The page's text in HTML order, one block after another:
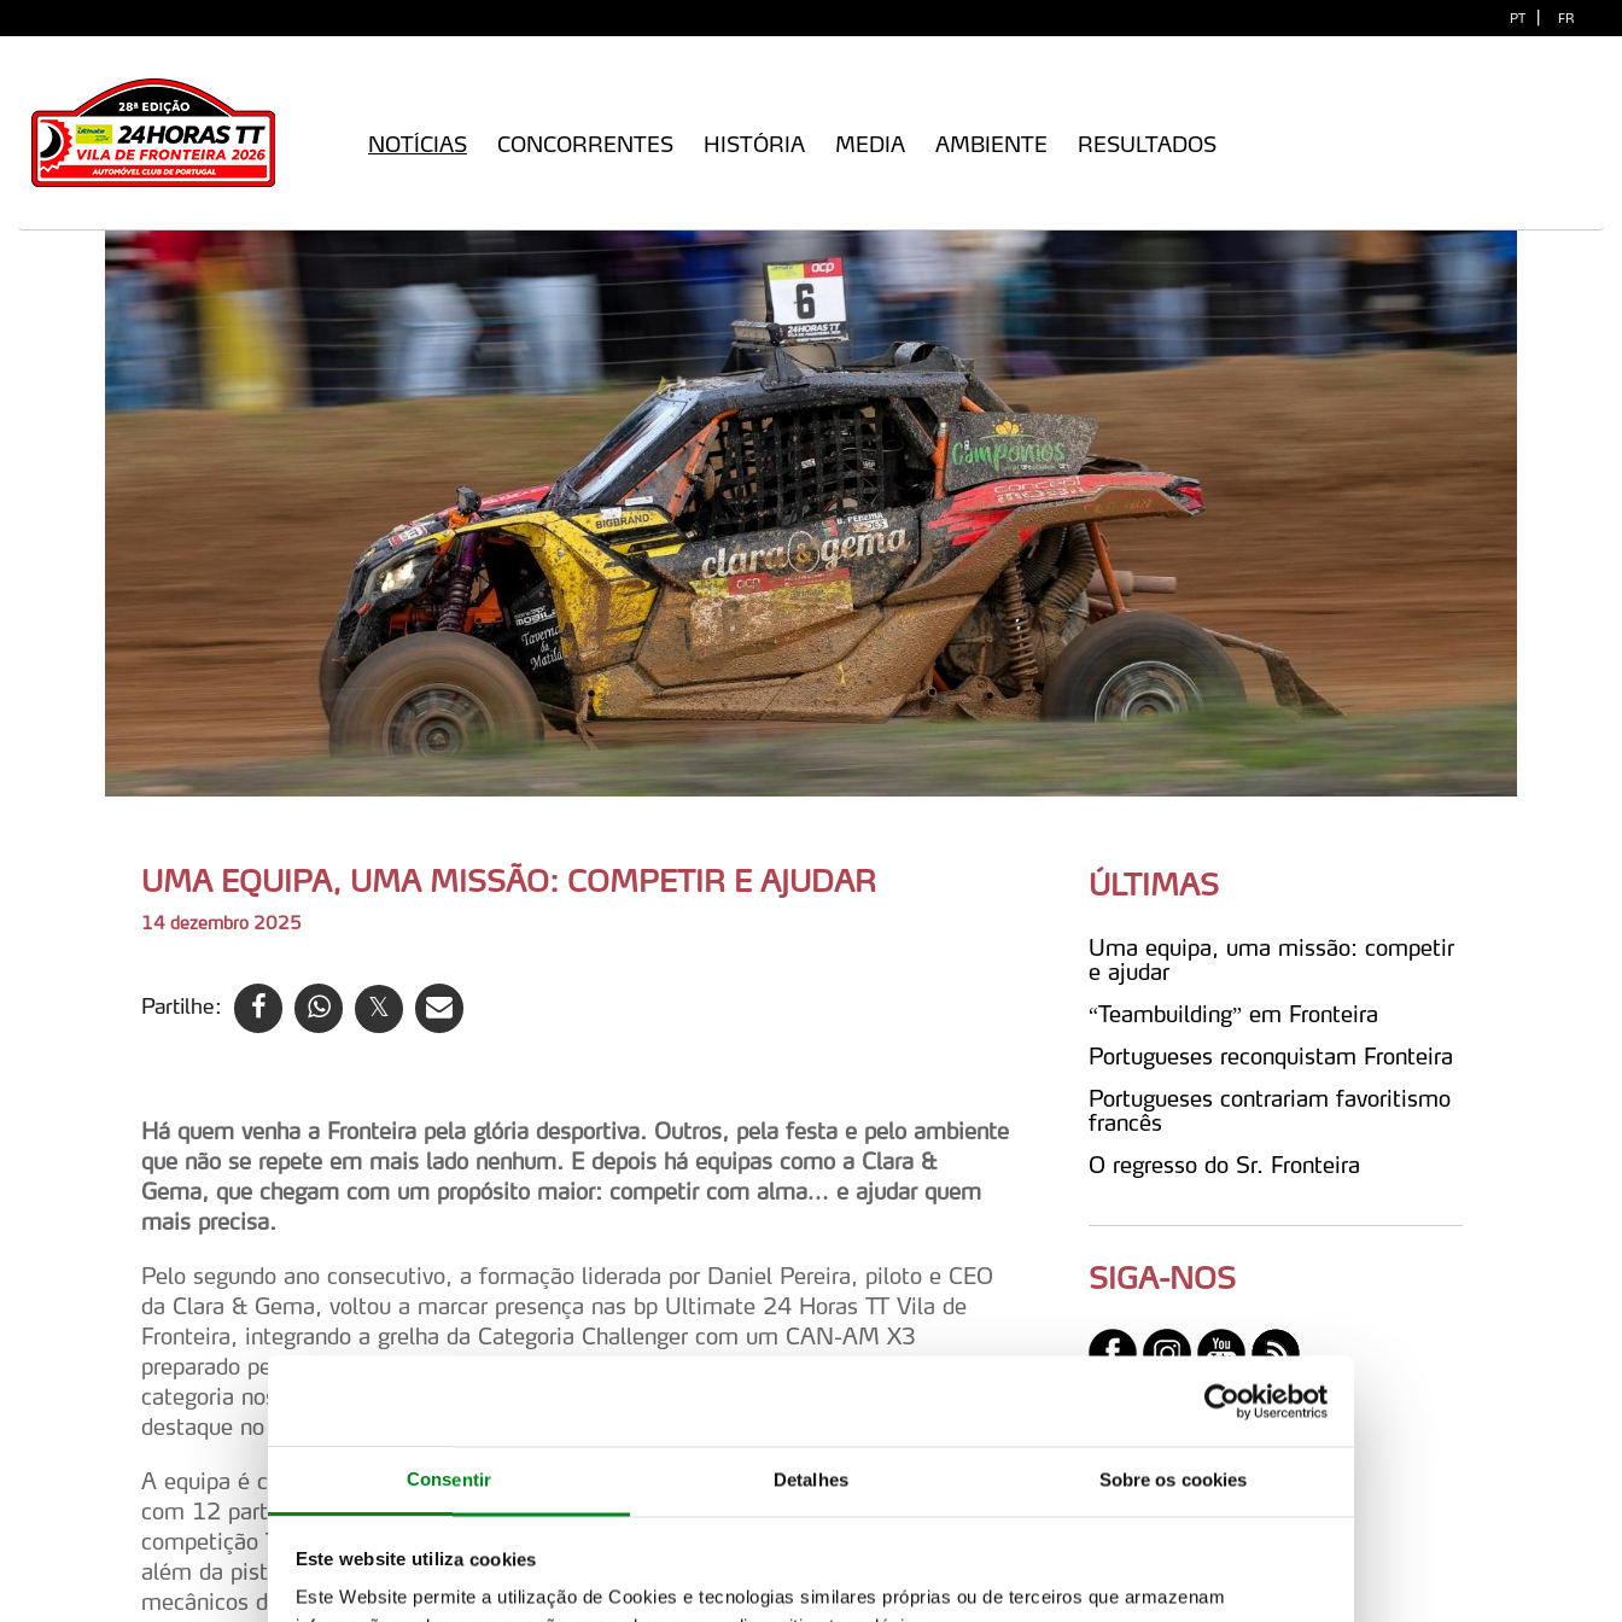
Consentir Detalhes Sobre os cookies
Este website utiliza cookies
Este Website permite a utilização de Cookies e tecnologias similares próprias ou de terceiros que armazenam
PT | FR
NOTÍCIAS CONCORRENTES HISTÓRIA MEDIA AMBIENTE RESULTADOS
UMA EQUIPA, UMA MISSÃO: COMPETIR E AJUDAR
14 dezembro 2025
Partilhe:
Há quem venha a Fronteira pela glória desportiva. Outros, pela festa e pelo ambiente
que não se repete em mais lado nenhum. E depois há equipas como a Clara &
Gema, que chegam com um propósito maior: competir com alma… e ajudar quem
mais precisa.
Pelo segundo ano consecutivo, a formação liderada por Daniel Pereira, piloto e CEO
da Clara & Gema, voltou a marcar presença nas bp Ultimate 24 Horas TT Vila de
Fronteira, integrando a grelha da Categoria Challenger com um CAN-AM X3
preparado pela MM Sport. A entrada em prova foi auspiciosa: melhor tempo da
categoria nos treinos cronometrados e 6.º lugar absoluto, garantindo um lugar de
destaque no arranque da mítica maratona alentejana.
A equipa é composta por Daniel Pereira, Bruno Oliveira, um veterano de Fronteira,
com 12 participações, e Duarte Mendes, todos unidos por uma paixão comum: a
competição TT. Mas rapidamente se percebe que o projeto Clara & Gema vai muito
além da pista de Fronteira. Ao mesmo tempo que desafiam os limites físicos e
mecânicos de homens e máquina num circuito de 16,28 km, levam consigo uma
ÚLTIMAS
Uma equipa, uma missão: competir
e ajudar
“Teambuilding” em Fronteira
Portugueses reconquistam Fronteira
Portugueses contrariam favoritismo
francês
O regresso do Sr. Fronteira
SIGA-NOS